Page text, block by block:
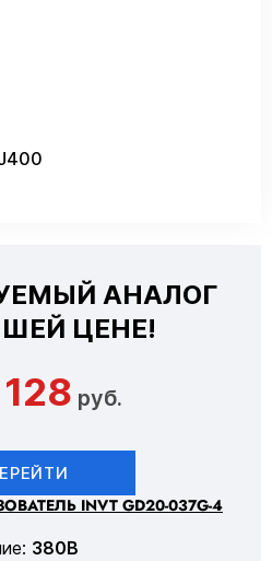
АНАЛОГ
ЦЕНЕ!
руб.
INVT GD20-037G-4
380В